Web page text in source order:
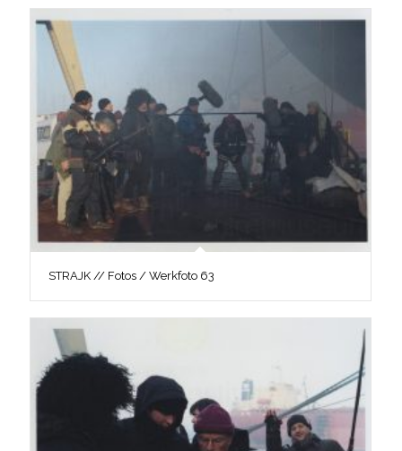
STRAJK // Fotos / Werkfoto 63